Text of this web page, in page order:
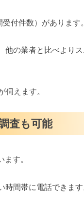
付件数）があります。
他の業者と比べより
えます。
査も可能
す。
間帯に電話できます